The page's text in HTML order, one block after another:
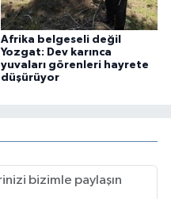
Afrika belgeseli değil
Yozgat: Dev karınca
yuvaları görenleri hayrete
düşürüyor